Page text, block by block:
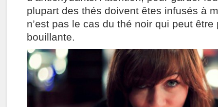
plupart des thés doivent êtes infusés à
n’est pas le cas du thé noir qui peut être
bouillante.